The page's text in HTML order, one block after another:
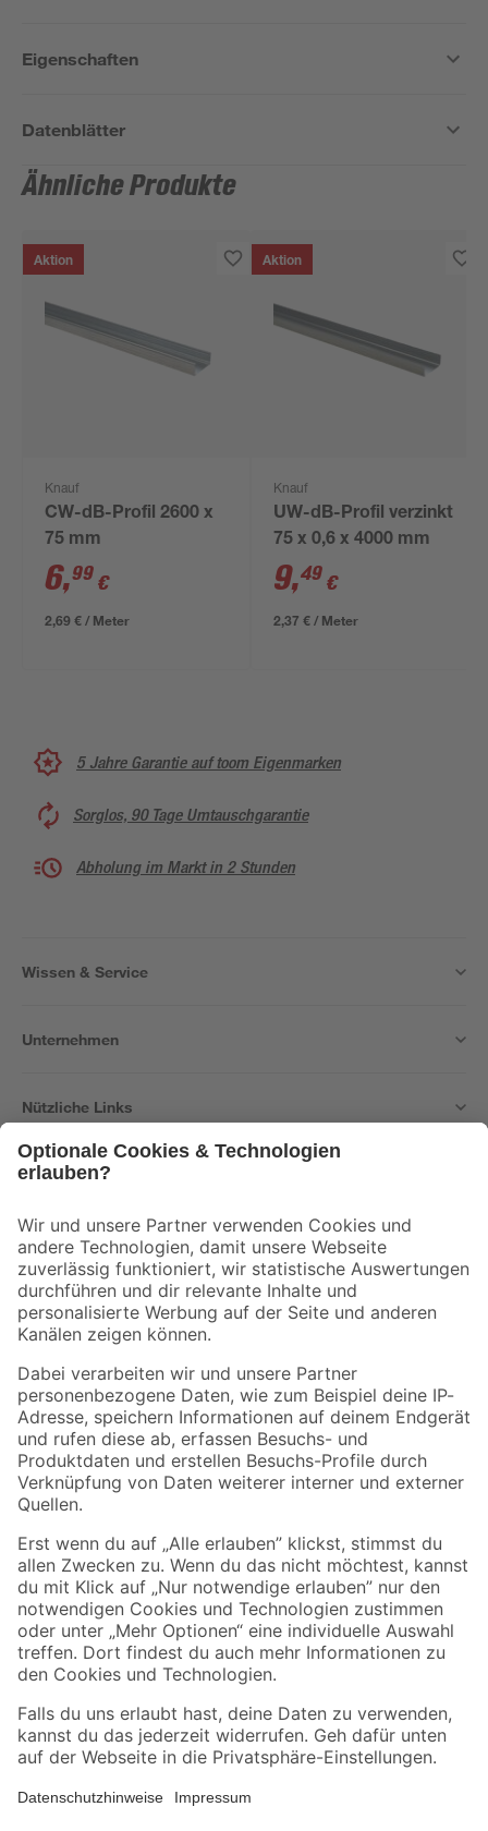
Eigenschaften
Datenblätter
Ähnliche Produkte
Aktion
Knauf
CW-dB-Profil 2600 x
75 mm
6,99 €
2,69 € / Meter
Aktion
Knauf
UW-dB-Profil verzinkt
75 x 0,6 x 4000 mm
9,49 €
2,37 € / Meter
5 Jahre Garantie auf toom Eigenmarken
Sorglos, 90 Tage Umtauschgarantie
Abholung im Markt in 2 Stunden
Wissen & Service
Unternehmen
Nützliche Links
Der toom Newsletter: Keine Angebote und Aktionen mehr verpassen!
Zur Newsletter Anmeldung
Folge uns
Zahlungsarten Versandarten
Sicher einkaufen
Jetzt die toom-App herunterladen
Alle Preisangaben in EUR inkl. gesetzl. MwSt.. Die dargestellten Angebote sind unter
Umständen nicht in allen Märkten verfügbar. Die angegebenen Verfügbarkeiten beziehen
Produkte nur solange der Vorrat reicht.
*Paketversand ab 59 € versandkostenfrei, gilt nicht für Artikel mit Speditionsversand, hier